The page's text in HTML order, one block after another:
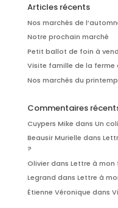
Articles récents
Nos marchés de
Notre prochain marché
Petit ballot de foin à
Visite famille de la ferme
Nos marchés du
Commentaires
Cuypers Mike dans Un
Beausir Murielle dans
?
Olivierdans Lettre à mon
Legrand dans Lettre à
Étienne Véronique dans